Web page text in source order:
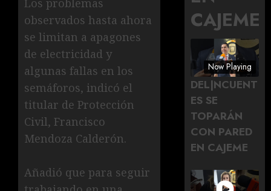
Los problemas
observados hasta ahora
se limitan a apagones
de electricidad y
algunas fallas en los
semáforos, indicó el
titular de Protección
Civil, Francisco
Mendoza Calderón.
Añadió que para seguir
CAJEME
Now Playing
DEL|NCUENT
ES SE
TOPARÁN
CON PARED
EN CAJEME